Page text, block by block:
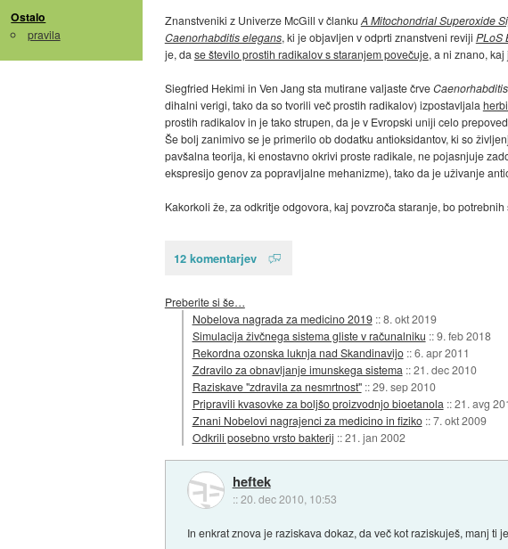
Ostalo
pravila
Znanstveniki z Univerze McGill v članku A Mitochondrial Superoxide
Caenorhabditis elegans, ki je objavljen v odprti znanstveni reviji PLoS
je, da se število prostih radikalov s staranjem povečuje, a ni znano,
Siegfried Hekimi in Ven Jang sta mutirane valjaste črve
dihalni verigi, tako da so tvorili več prostih radikalov) izpostavljala
prostih radikalov in je tako strupen, da je v Evropski uniji celo
Še bolj zanimivo se je primerilo ob dodatku antioksidantov, ki so
pavšalna teorija, ki enostavno okrivi proste radikale, ne pojasnjuje
ekspresijo genov za popravljalne mehanizme), tako da je uživanje
Kakorkoli že, za odkritje odgovora, kaj povzroča staranje, bo
12 komentarjev
Preberite si še…
Nobelova nagrada za medicino 2019 ::8. okt 2019
Simulacija živčnega sistema gliste v računalniku ::9. feb 2018
Rekordna ozonska luknja nad Skandinavijo ::6. apr 2011
Zdravilo za obnavljanje imunskega sistema ::21. dec 2010
Raziskave "zdravila za nesmrtnost" ::29. sep 2010
Pripravili kvasovke za boljšo proizvodnjo bioetanola ::21. avg
Znani Nobelovi nagrajenci za medicino in fiziko ::7. okt 2009
Odkrili posebno vrsto bakterij ::21. jan 2002
heftek
::20. dec 2010, 10:53
In enkrat znova je raziskava dokaz, da več kot raziskuješ, manj ti